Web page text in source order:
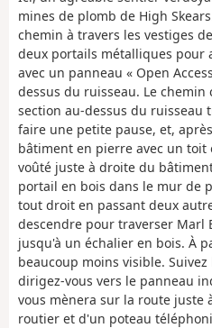
mines de plomb de High
chemin à travers les vestiges
deux portails métalliques pour
avec un panneau « Open
dessus du ruisseau. Le
section au-dessus du
faire une petite pause, et,
bâtiment en pierre avec un
voûté juste à droite du
portail en bois dans le mur de
tout droit en passant deux
descendre pour traverser Marl
jusqu'à un échalier en bois. À
beaucoup moins visible.
dirigez-vous vers le panneau
vous mènera sur la route juste
routier et d'un poteau